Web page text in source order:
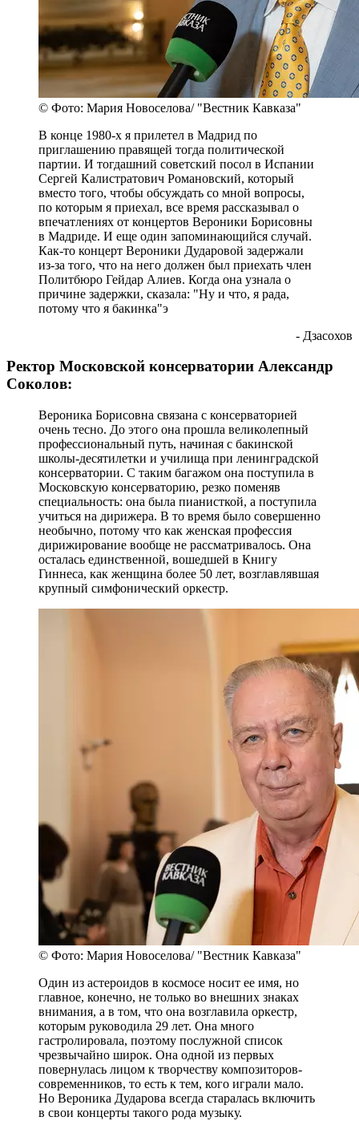
© Фото: Мария Новоселова/ "Вестник Кавказа"
В конце 1980-х я прилетел в Мадрид по
приглашению правящей тогда политической
партии. И тогдашний советский посол в Испании
Сергей Калистратович Романовский, который
вместо того, чтобы обсуждать со мной вопросы,
по которым я приехал, все время рассказывал о
впечатлениях от концертов Вероники Борисовны
в Мадриде. И еще один запоминающийся случай.
Как-то концерт Вероники Дударовой задержали
из-за того, что на него должен был приехать член
Политбюро Гейдар Алиев. Когда она узнала о
причине задержки, сказала: "Ну и что, я рада,
потому что я бакинка"э
- Дзасохов
Ректор Московской консерватории Александр
Соколов:
Вероника Борисовна связана с консерваторией
очень тесно. До этого она прошла великолепный
профессиональный путь, начиная с бакинской
школы-десятилетки и училища при ленинградской
консерватории. С таким багажом она поступила в
Московскую консерваторию, резко поменяв
специальность: она была пианисткой, а поступила
учиться на дирижера. В то время было совершенно
необычно, потому что как женская профессия
дирижирование вообще не рассматривалось. Она
осталась единственной, вошедшей в Книгу
Гиннеса, как женщина более 50 лет, возглавлявшая
крупный симфонический оркестр.
© Фото: Мария Новоселова/ "Вестник Кавказа"
Один из астероидов в космосе носит ее имя, но
главное, конечно, не только во внешних знаках
внимания, а в том, что она возглавила оркестр,
которым руководила 29 лет. Она много
гастролировала, поэтому послужной список
чрезвычайно широк. Она одной из первых
повернулась лицом к творчеству композиторов-
современников, то есть к тем, кого играли мало.
Но Вероника Дударова всегда старалась включить
в свои концерты такого рода музыку.